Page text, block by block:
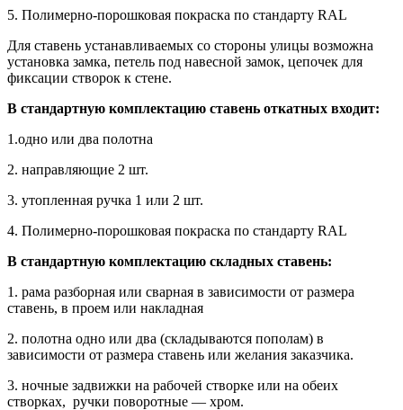
5. Полимерно-порошковая покраска по стандарту RAL
Для ставень устанавливаемых со стороны улицы возможна
установка замка, петель под навесной замок, цепочек для
фиксации створок к стене.
В стандартную комплектацию ставень откатных входит:
1.одно или два полотна
2. направляющие 2 шт.
3. утопленная ручка 1 или 2 шт.
4. Полимерно-порошковая покраска по стандарту RAL
В стандартную комплектацию складных ставень:
1. рама разборная или сварная в зависимости от размера
ставень, в проем или накладная
2. полотна одно или два (складываются пополам) в
зависимости от размера ставень или желания заказчика.
3. ночные задвижки на рабочей створке или на обеих
створках, ручки поворотные — хром.